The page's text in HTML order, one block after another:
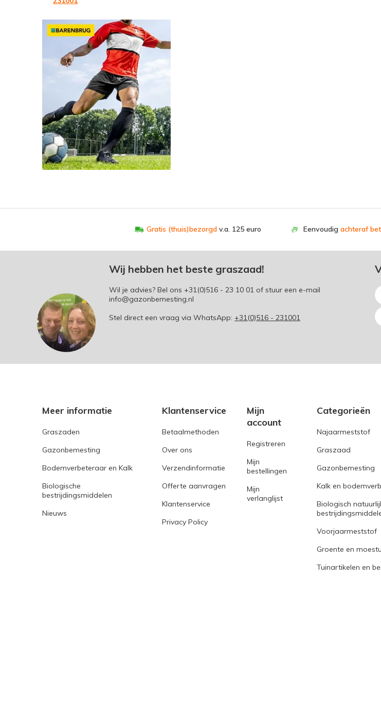
Gratis (thuis)bezorgd v.a. 125 euro Eenvoudig achteraf
Wij hebben het beste graszaad!
Wil je advies? Bel ons +31(0)516 - 23 10 01 of stuur een e-mail
info@gazonbemesting.nl
Stel direct een vraag via WhatsApp: +31(0)516 - 231001
Meer informatie
Graszaden
Gazonbemesting
Bodemverbeteraar en Kalk
Biologische
bestrijdingsmiddelen
Nieuws
Klantenservice
Betaalmethoden
Over ons
Verzendinformatie
Offerte aanvragen
Klantenservice
Privacy Policy
Mijn
account
Registreren
Mijn
bestellingen
Mijn
verlanglijst
Categorieën
Najaarmeststof
Graszaad
Gazonbemesting
Kalk en
Biologisch
Voorjaarmeststof
Groente en
Tuinartikelen en